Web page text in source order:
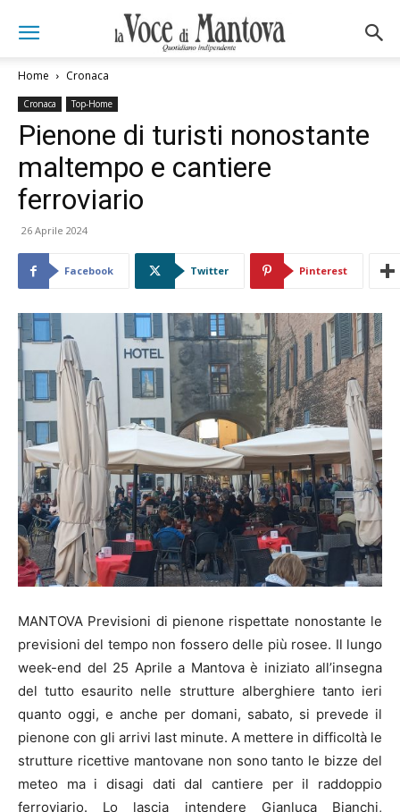
Home Cronaca
Cronaca Top-Home
Pienone di turisti nonostante
maltempo e cantiere
ferroviario
26 Aprile 2024
Facebook Twitter Pinterest
MANTOVA Previsioni di pienone rispettate nonostante le
previsioni del tempo non fossero delle più rosee. Il lungo
week-end del 25 Aprile a Mantova è iniziato all’insegna
del tutto esaurito nelle strutture alberghiere tanto ieri
quanto oggi, e anche per domani, sabato, si prevede il
pienone con gli arrivi last minute. A mettere in difficoltà le
strutture ricettive mantovane non sono tanto le bizze del
meteo ma i disagi dati dal cantiere per il raddoppio
ferroviario. Lo lascia intendere Gianluca Bianchi,